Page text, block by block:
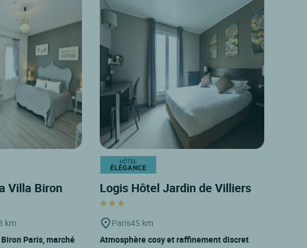
Villa Biron
km
Paris, marché
Logis Hôtel Jardin de Villiers
Paris45 km
Atmosphère cosy et raffinement discret